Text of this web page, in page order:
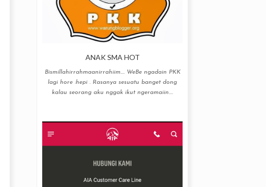
ANAK SMA HOT
Bismillahirrahmaanirrahiim…. WeBe ngadain PKK
lagi hore :hepi . Rasanya sesuatu banget dong
kalau seorang aku nggak ikut ngeramaiin....